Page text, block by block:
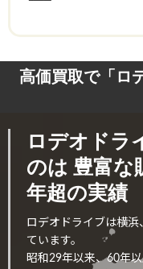
高価買取で「ロ
ロデオドラ
のは 豊富な
年超の実績
ロデオドライブは横
ています。
昭和29年以来、60年